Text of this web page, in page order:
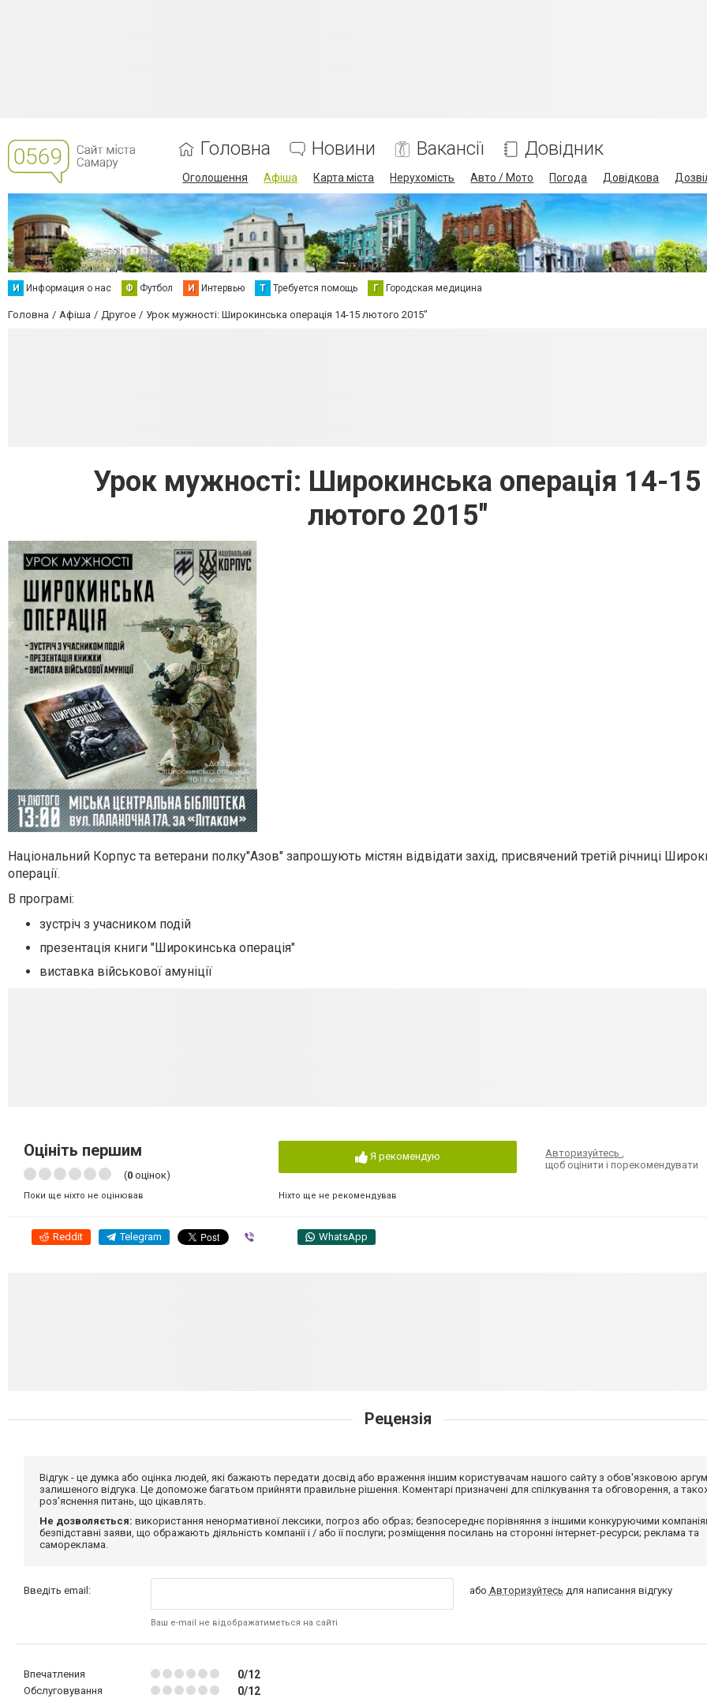
Головна Новини Вакансії Довідник
Оголошення Афіша Карта міста Нерухомість Авто / Мото Погода Довідкова
И Информация о нас Ф Футбол И Интервью Т Требуется помощь Г Городская медицина
Головна Афіша Другое Урок мужності: Широкинська операція 14-15 лютого 2015"
Урок мужності: Широкинська операція 14-15
лютого 2015"
Національний Корпус та ветерани полку"Азов" запрошують містян відвідати захід, присвячений третій річниці
операції.
В програмі:
зустріч з учасником подій
презентація книги "Широкинська операція"
виставка військової амуніції
Оцініть першим
(0 оцінок)
Поки ще ніхто не оцінював
Я рекомендую
Ніхто ще не рекомендував
Авторизуйтесь,
щоб оцінити і порекомендувати
Reddit Telegram WhatsApp
Рецензія
Відгук - це думка або оцінка людей, які бажають передати досвід або враження іншим користувачам нашого сайту з обов'язковою
залишеного відгука. Це допоможе багатьом прийняти правильне рішення. Коментарі призначені для спілкування та обговорення, а
роз'яснення питань, що цікавлять.
Не дозволяється: використання ненормативної лексики, погроз або образ; безпосереднє порівняння з іншими конкуруючими
безпідставні заяви, що ображають діяльність компанії і / або її послуги; розміщення посилань на сторонні інтернет-ресурси; реклама та
самореклама.
Введіть email:
Ваш e-mail не відображатиметься на сайті
або Авторизуйтесь для написання відгуку
Впечатления 0/12
Обслуговування 0/12